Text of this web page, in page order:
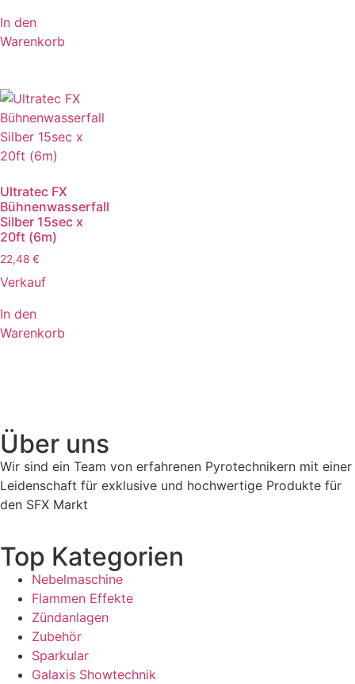
In den
Warenkorb
Ultratec FX
Bühnenwasserfall
Silber 15sec x
20ft (6m)
22,48 €
Verkauf
In den
Warenkorb
Über uns
Wir sind ein Team von erfahrenen Pyrotechnikern mit einer
Leidenschaft für exklusive und hochwertige Produkte für
den SFX Markt
Top Kategorien
Nebelmaschine
Flammen Effekte
Zündanlagen
Zubehör
Sparkular
Galaxis Showtechnik